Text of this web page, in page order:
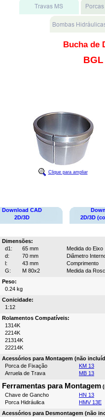
Bucha de
Clique para ampliar
Download CAD
2D/3D
2D/3D
Dimensões:
d1:
65 mm
Medida do Eixo
d:
70 mm
Diâmetro
l:
43 mm
Comprimento
G:
M 80x2
Medida da
Peso:
0.24 kg
Conicidade:
1:12
Rolamentos Compatíveis:
1314K
2214K
21314K
22214K
Acessórios para Montagem (não
Porca de Fixação
KM 13
Arruela de Trava
MB 13
Ferramentas para Montagem
Chave de Gancho
HN 13
Porca Hidráulica
HMV 13E
Acessórios para Desmontagem (não